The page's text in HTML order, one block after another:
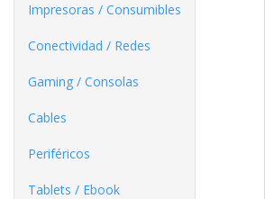
Impresoras / Consumibles
Conectividad / Redes
Gaming / Consolas
Cables
Periféricos
Tablets / Ebook